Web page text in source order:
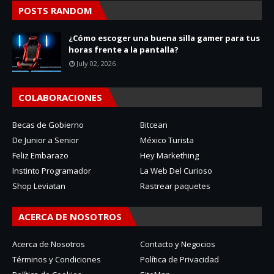
POSTS RANDOM
¿Cómo escoger una buena silla gamer para tus
horas frente a la pantalla?
July 02, 2026
COLABORACIONES
Becas de Gobierno
Bitcean
De Junior a Senior
México Turista
Feliz Embarazo
Hey Markething
Instinto Programador
La Web Del Curioso
Shop Leviatan
Rastrear paquetes
ACERCA DE NOSOTROS
Acerca de Nosotros
Contacto y Negocios
Términos y Condiciones
Política de Privacidad